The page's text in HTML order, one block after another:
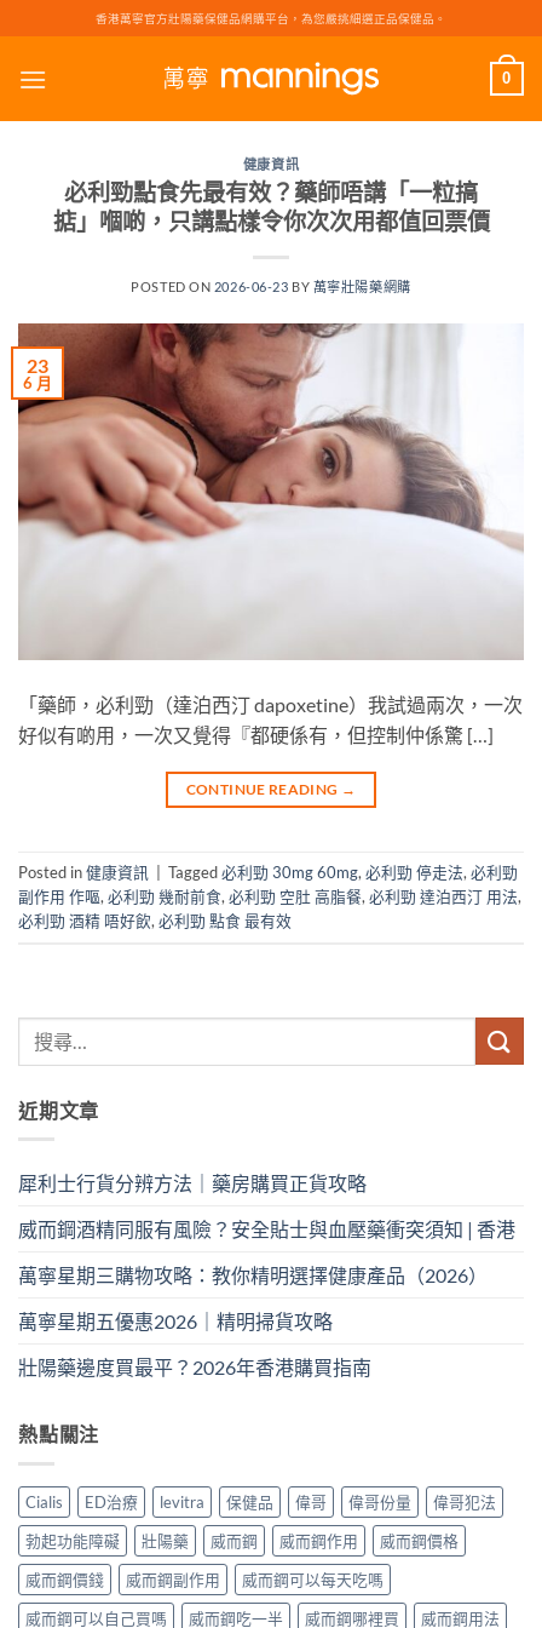
to
content
香港萬寧官方壯陽藥保健品網購平台，為您嚴挑細選正品保健品。
0
健康資訊
必利勁點食先最有效？藥師唔講「一粒搞
掂」嗰啲，只講點樣令你次次用都值回票價
POSTED ON 2026-06-23 BY 萬寧壯陽藥網購
23
6 月
「藥師，必利勁（達泊西汀 dapoxetine）我試過兩次，一次
好似有啲用，一次又覺得『都硬係有，但控制仲係驚 […]
CONTINUE READING →
Posted in健康資訊 Tagged必利勁 30mg 60mg, 必利勁 停走法, 必利勁
副作用 作嘔, 必利勁 幾耐前食, 必利勁 空肚 高脂餐, 必利勁 達泊西汀 用法,
必利勁 酒精 唔好飲, 必利勁 點食 最有效
近期文章
犀利士行貨分辨方法｜藥房購買正貨攻略
威而鋼酒精同服有風險？安全貼士與血壓藥衝突須知 | 香港
萬寧星期三購物攻略：教你精明選擇健康產品（2026）
萬寧星期五優惠2026｜精明掃貨攻略
壯陽藥邊度買最平？2026年香港購買指南
熱點關注
Cialis ED治療 levitra 保健品 偉哥 偉哥份量
偉哥犯法
勃起功能障礙
壯陽藥 威而鋼 威而鋼作用
威而鋼價格
威而鋼價錢
威而鋼副作用
威而鋼可以每天吃嗎
威而鋼可以自己買嗎
威而鋼吃一半 威而鋼哪裡買 威而鋼用法